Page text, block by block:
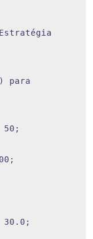
para
50;
30.0;